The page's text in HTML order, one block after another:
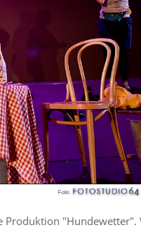
Produktion "Hundewetter".